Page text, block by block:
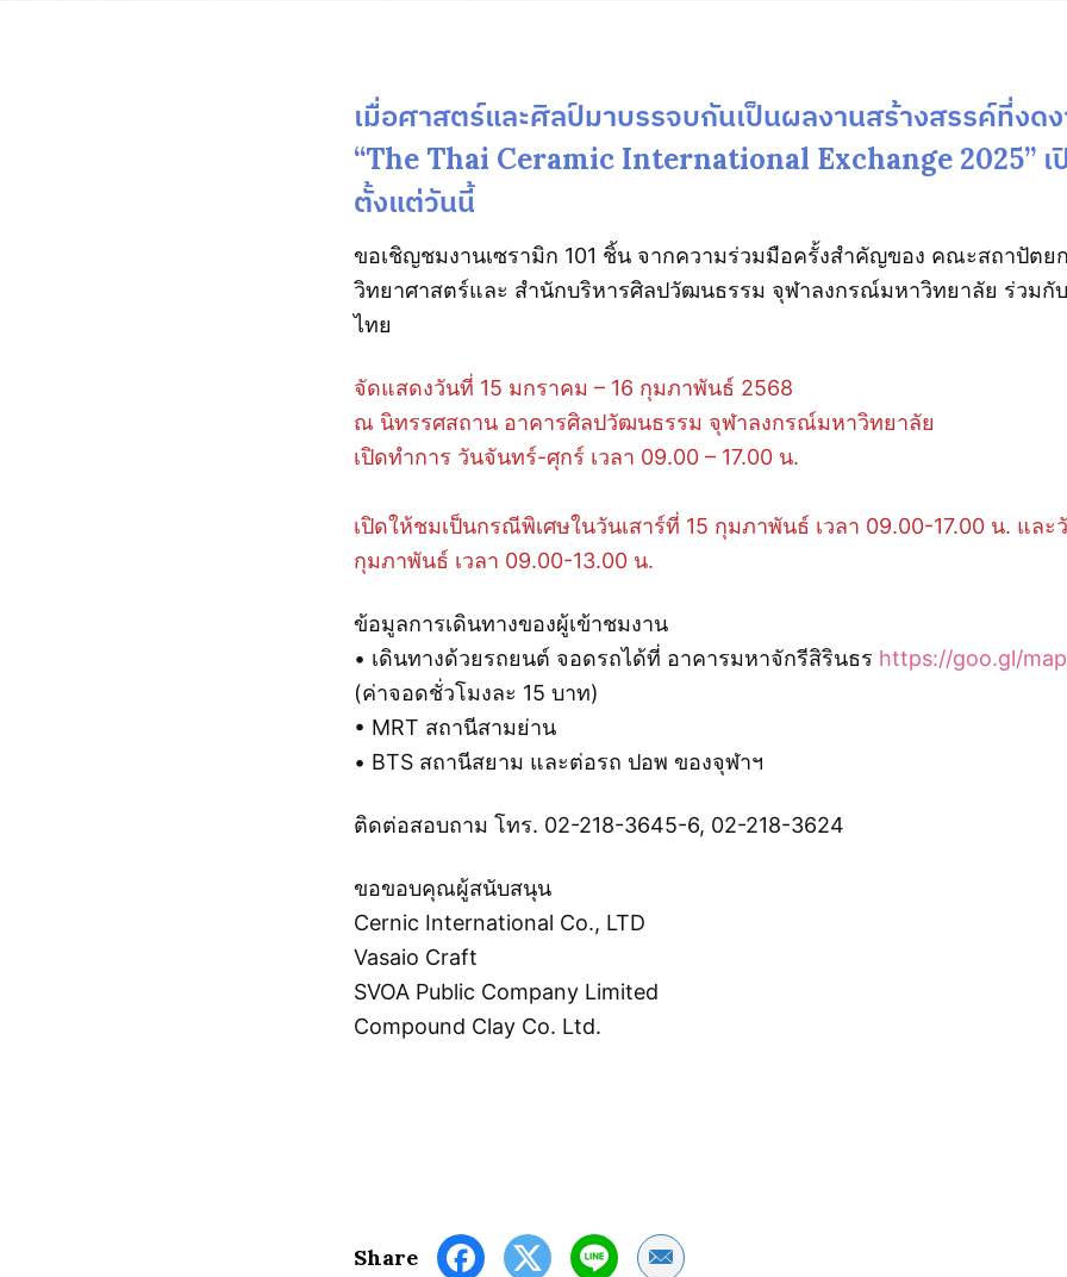
เมื่อศาสตร์และศิลป์มาบรรจบกันเป็นผลงานสร้างสรรค์ที่งด
“The Thai Ceramic International Exchange 2025” เปิ
ตั้งแต่วันนี้
ขอเชิญชมงานเซรามิก 101 ชิ้น จากความร่วมมือครั้งสำคัญของ คณะสถาปัตย
วิทยาศาสตร์และ สำนักบริหารศิลปวัฒนธรรม จุฬาลงกรณ์มหาวิทยาลัย ร่วมกั
ไทย
จัดแสดงวันที่ 15 มกราคม – 16 กุมภาพันธ์ 2568
ณ นิทรรศสถาน อาคารศิลปวัฒนธรรม จุฬาลงกรณ์มหาวิทยาลัย
เปิดทำการ วันจันทร์-ศุกร์ เวลา 09.00 – 17.00 น.
เปิดให้ชมเป็นกรณีพิเศษในวันเสาร์ที่ 15 กุมภาพันธ์ เวลา 09.00-17.00 น. และ
กุมภาพันธ์ เวลา 09.00-13.00 น.
ข้อมูลการเดินทางของผู้เข้าชมงาน
• เดินทางด้วยรถยนต์ จอดรถได้ที่ อาคารมหาจักรีสิรินธร https://goo.gl/
(ค่าจอดชั่วโมงละ 15 บาท)
• MRT สถานีสามย่าน
• BTS สถานีสยาม และต่อรถ ปอพ ของจุฬาฯ
ติดต่อสอบถาม โทร. 02-218-3645-6, 02-218-3624
ขอขอบคุณผู้สนับสนุน
Cernic International Co., LTD
Vasaio Craft
SVOA Public Company Limited
Compound Clay Co. Ltd.
Share Share by Email